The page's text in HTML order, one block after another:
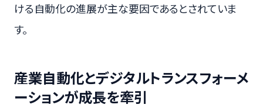
ける自動化の進展が主な要因であるとされていま
す。
産業自動化とデジタルトランスフォーメ
ーションが成長を牽引